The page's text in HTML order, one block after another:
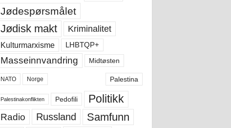
Jødespørsmålet
Jødisk makt Kriminalitet
Kulturmarxisme LHBTQP+
Masseinnvandring Midtøsten
NATO Norge Palestina
Palestinakonflikten Pedofili Politikk
Radio Russland Samfunn